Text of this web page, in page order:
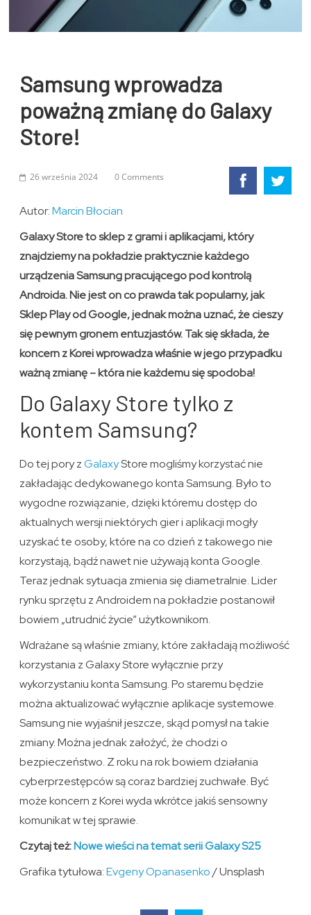
Samsung wprowadza
poważną zmianę do Galaxy
Store!
26 września 2024 0 Comments
Autor:Marcin Błocian
Galaxy Store to sklep z grami i aplikacjami, który
znajdziemy na pokładzie praktycznie każdego
urządzenia Samsung pracującego pod kontrolą
Androida. Nie jest on co prawda tak popularny, jak
Sklep Play od Google, jednak można uznać, że cieszy
się pewnym gronem entuzjastów. Tak się składa, że
koncern z Korei wprowadza właśnie w jego przypadku
ważną zmianę – która nie każdemu się spodoba!
Do Galaxy Store tylko z
kontem Samsung?
Do tej pory zGalaxyStore mogliśmy korzystać nie
zakładając dedykowanego konta Samsung. Było to
wygodne rozwiązanie, dzięki któremu dostęp do
aktualnych wersji niektórych gier i aplikacji mogły
uzyskać te osoby, które na co dzień z takowego nie
korzystają, bądź nawet nie używają konta Google.
Teraz jednak sytuacja zmienia się diametralnie. Lider
rynku sprzętu z Androidem na pokładzie postanowił
bowiem „utrudnić życie” użytkownikom.
Wdrażane są właśnie zmiany, które zakładają możliwość
korzystania z Galaxy Store wyłącznie przy
wykorzystaniu konta Samsung. Po staremu będzie
można aktualizować wyłącznie aplikacje systemowe.
Samsung nie wyjaśnił jeszcze, skąd pomysł na takie
zmiany. Można jednak założyć, że chodzi o
bezpieczeństwo. Z roku na rok bowiem działania
cyberprzestępców są coraz bardziej zuchwałe. Być
może koncern z Korei wyda wkrótce jakiś sensowny
komunikat w tej sprawie.
Czytaj też:Nowe wieści na temat serii Galaxy S25
Grafika tytułowa:Evgeny Opanasenko/ Unsplash